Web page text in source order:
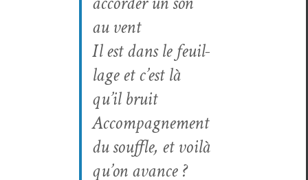
au vent
Il est dans le feuil­
lage et c’est là
qu’il bruit
Accom­pa­g­ne­ment
du souf­fle, et voilà
qu’on avance ?